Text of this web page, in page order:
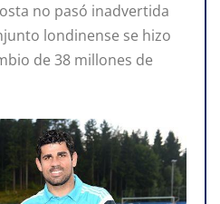
no pasó inadvertida
londinense se hizo
de 38 millones de